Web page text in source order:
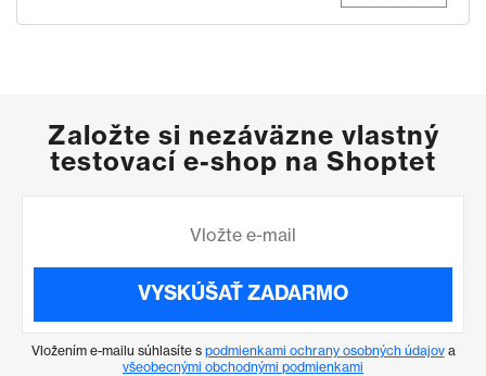
Založte si nezáväzne vlastný
testovací e-shop na Shoptet
VYSKÚŠAŤ ZADARMO
Vložením e-mailu súhlasíte s podmienkami ochrany osobných údajova
všeobecnými obchodnými podmienkami